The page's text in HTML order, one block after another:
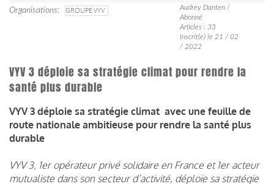
Organisations GROUPE VYV
Audrey Danten /
Abonné
Articles : 33
Inscrit(e) le 21 / 02
/ 2022
VYV 3 déploie sa stratégie climat pour rendre la
santé plus durable
VYV 3 déploie sa stratégie climat avec une feuille de
route nationale ambitieuse pour rendre la santé plus
durable
VYV 3, 1er opérateur privé solidaire en France et 1er acteur
mutualiste dans son secteur d’activité, déploie sa stratégie